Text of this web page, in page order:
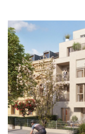
link to page